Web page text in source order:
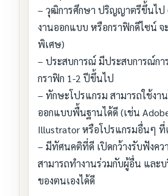
– วุฒิการศึกษา ปริญญาตรีขึ้นไป
งานออกแบบ หรือกราฟิกดีไซน์
พิเศษ)
– ประสบการณ์ มีประสบการณ์กา
กราฟิก 1-2 ปีขึ้นไป
– ทักษะโปรแกรม สามารถใช้งา
ออกแบบพื้นฐานได้ดี (เช่น
Illustrator หรือโปรแกรมอื่นๆ ที่
– มีทัศนคติที่ดี เปิดกว้างรับฟังคว
สามารถทำงานร่วมกับผู้อื่น และบ
ของตนเองได้ดี